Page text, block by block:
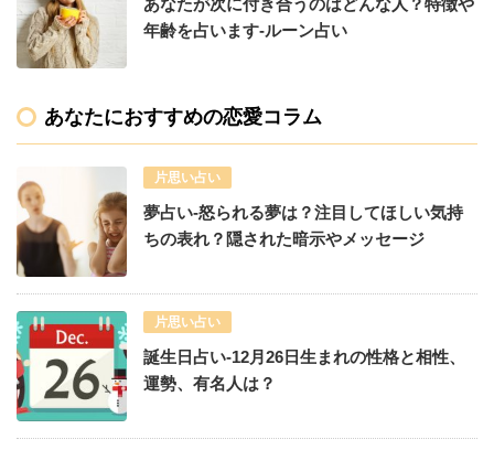
年齢を占います-ルーン占い
あなたにおすすめの恋愛コラム
片思い占い
夢占い-怒られる夢は？注目してほしい気持
ちの表れ？隠された暗示やメッセージ
片思い占い
誕生日占い-12月26日生まれの性格と相性、
運勢、有名人は？